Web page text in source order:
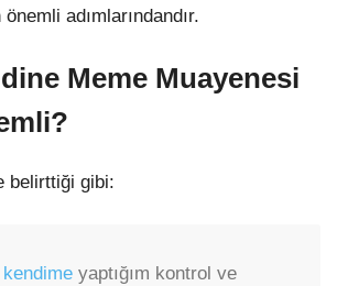
adımlarındandır.
Meme Muayenesi
belirttiği gibi:
kendime yaptığım kontrol ve